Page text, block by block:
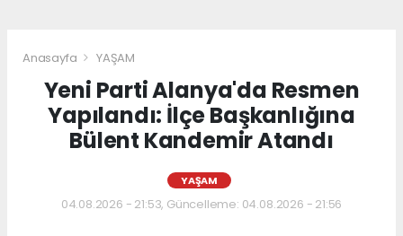
Anasayfa YAŞAM
Yeni Parti Alanya'da Resmen
Yapılandı: İlçe Başkanlığına
Bülent Kandemir Atandı
YAŞAM
04.08.2026 - 21:53, Güncelleme: 04.08.2026 - 21:56